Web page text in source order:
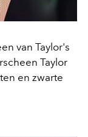
van Taylor's
Taylor
en zwarte